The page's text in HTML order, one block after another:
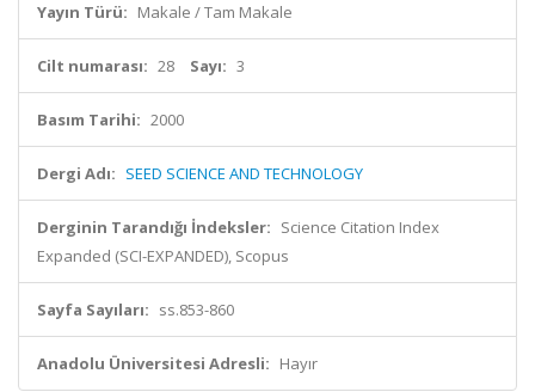
Yayın Türü: Makale / Tam Makale
Cilt numarası: 28 Sayı: 3
Basım Tarihi: 2000
Dergi Adı: SEED SCIENCE AND TECHNOLOGY
Derginin Tarandığı İndeksler: Science Citation Index
Expanded (SCI-EXPANDED), Scopus
Sayfa Sayıları: ss.853-860
Anadolu Üniversitesi Adresli: Hayır